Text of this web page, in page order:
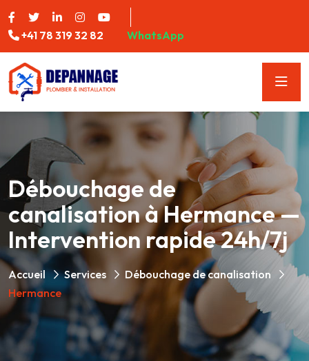
+41 78 319 32 82 WhatsApp
Débouchage de
canalisation à Hermance —
Intervention rapide 24h/7j
Accueil Services
Débouchage de canalisation
Hermance